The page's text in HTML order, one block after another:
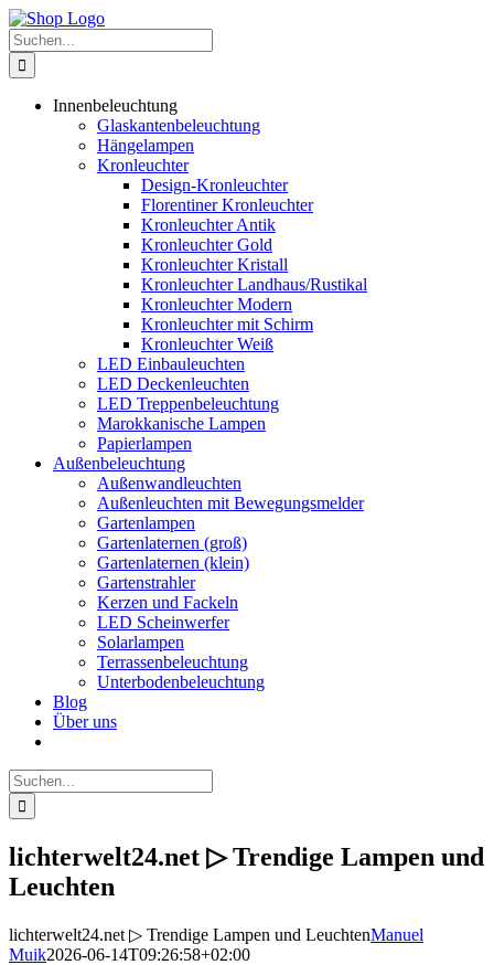
Zum
Inhalt
springen
Suche
nach:
Innenbeleuchtung
Glaskantenbeleuchtung
Hängelampen
Kronleuchter
Design-Kronleuchter
Florentiner Kronleuchter
Kronleuchter Antik
Kronleuchter Gold
Kronleuchter Kristall
Kronleuchter Landhaus/Rustikal
Kronleuchter Modern
Kronleuchter mit Schirm
Kronleuchter Weiß
LED Einbauleuchten
LED Deckenleuchten
LED Treppenbeleuchtung
Marokkanische Lampen
Papierlampen
Außenbeleuchtung
Außenwandleuchten
Außenleuchten mit Bewegungsmelder
Gartenlampen
Gartenlaternen (groß)
Gartenlaternen (klein)
Gartenstrahler
Kerzen und Fackeln
LED Scheinwerfer
Solarlampen
Terrassenbeleuchtung
Unterbodenbeleuchtung
Blog
Über uns
Suche
nach:
lichterwelt24.net ▷ Trendige Lampen und
Leuchten
lichterwelt24.net ▷ Trendige Lampen und LeuchtenManuel
Muik2026-06-14T09:26:58+02:00